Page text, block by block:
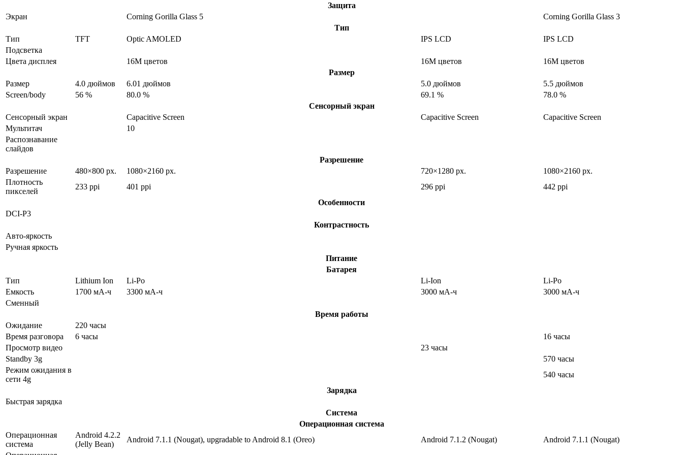
Защита
Экран
Corning Gorilla Glass 5
Corning Gorilla Glass 3
Тип
Тип
TFT Optic AMOLED IPS LCD
IPS LCD
Подсветка
Цвета дисплея
16M цветов 16M цветов
16M цветов
Размер
Размер
4.0 дюймов 6.01 дюймов 5.0 дюймов
5.5 дюймов
Screen/body
56 % 80.0 % 69.1 %
78.0 %
Сенсорный экран
Сенсорный экран
Capacitive Screen Capacitive Screen
Capacitive Screen
Мультитач
10
Распознавание
слайдов
Разрешение
Разрешение
480×800 px. 1080×2160 px. 720×1280 px.
1080×2160 px.
Плотность
пикселей
233 ppi 401 ppi 296 ppi
442 ppi
Особенности
DCI-P3
Контрастность
Авто-яркость
Ручная яркость
Питание
Батарея
Тип
Lithium Ion Li-Po Li-Ion
Li-Po
Емкость
1700 мА-ч 3300 мА-ч 3000 мА-ч
3000 мА-ч
Сменный
Время работы
Ожидание
220 часы
Время разговора
6 часы
16 часы
Просмотр видео
23 часы
Standby 3g
570 часы
Режим ожидания в
сети 4g
540 часы
Зарядка
Быстрая зарядка
Система
Операционная система
Операционная
система
Android 4.2.2
(Jelly Bean)
Android 7.1.1 (Nougat), upgradable to Android 8.1 (Oreo) Android 7.1.2 (Nougat)
Android 7.1.1 (Nougat)